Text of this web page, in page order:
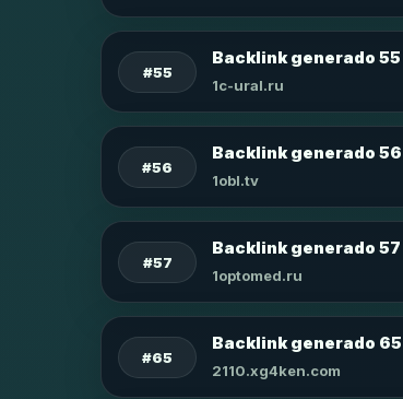
#55
Backlink generado 55
1c-ural.ru
#56
Backlink generado 56
1obl.tv
#57
Backlink generado 57
1optomed.ru
#65
Backlink generado 65
2110.xg4ken.com